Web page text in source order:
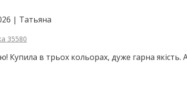
| Татьяна
35580
Купила в трьох кольорах, дуже гарна якість.